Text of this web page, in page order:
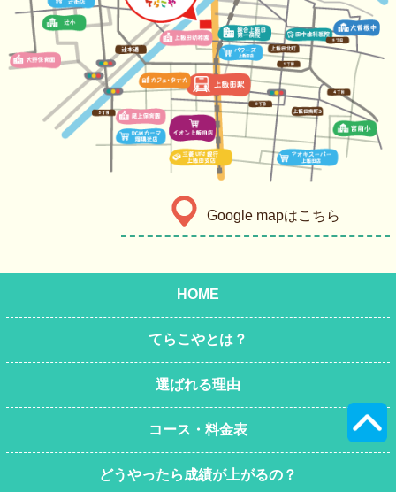
Google mapはこちら
HOME
てらこやとは？
選ばれる理由
コース・料金表
どうやったら成績が上がるの？